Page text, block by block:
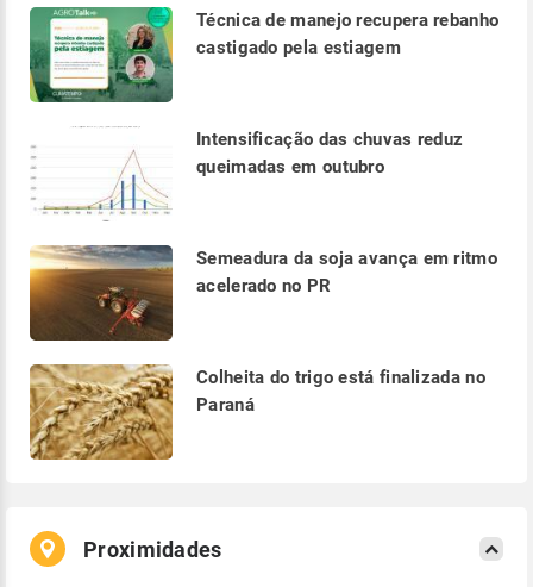
Técnica de manejo recupera rebanho
castigado pela estiagem
Intensificação das chuvas reduz
queimadas em outubro
Semeadura da soja avança em ritmo
acelerado no PR
Colheita do trigo está finalizada no
Paraná
Proximidades